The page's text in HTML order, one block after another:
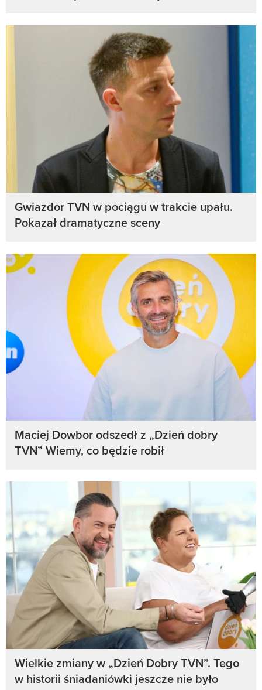
Gwiazdor TVN w pociągu w trakcie upału.
Pokazał dramatyczne sceny
Maciej Dowbor odszedł z „Dzień dobry
TVN” Wiemy, co będzie robił
Wielkie zmiany w „Dzień Dobry TVN”. Tego
w historii śniadaniówki jeszcze nie było